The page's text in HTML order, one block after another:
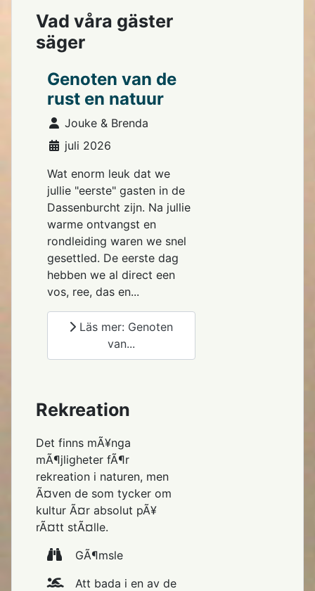
Vad våra gäster
säger
Genoten van de
rust en natuur
Uppgifter
Jouke & Brenda
juli 2026
Wat enorm leuk dat we
jullie "eerste" gasten in de
Dassenburcht zijn. Na jullie
warme ontvangst en
rondleiding waren we snel
gesettled. De eerste dag
hebben we al direct een
vos, ree, das en...
Läs mer: Genoten
van...
Rekreation
Det finns mÃ¥nga
mÃ¶jligheter fÃ¶r
rekreation i naturen, men
Ã¤ven de som tycker om
kultur Ã¤r absolut pÃ¥
rÃ¤tt stÃ¤lle.
GÃ¶msle
Att bada i en av de